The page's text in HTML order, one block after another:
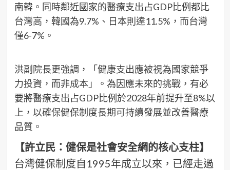
南韓。同時鄰近國家的醫療支出占GDP比例都比
台灣高，韓國為9.7%、日本則達11.5%，而台灣
僅6-7%。
洪副院長更強調，「健康支出應被視為國家競爭
力投資，而非成本」。為因應未來的挑戰，有必
要將醫療支出占GDP比例於2028年前提升至8%以
上，以確保健保制度長期可持續發展並改善醫療
品質。
【許立民：健保是社會安全網的核心支柱】
台灣健保制度自1995年成立以來，已經走過